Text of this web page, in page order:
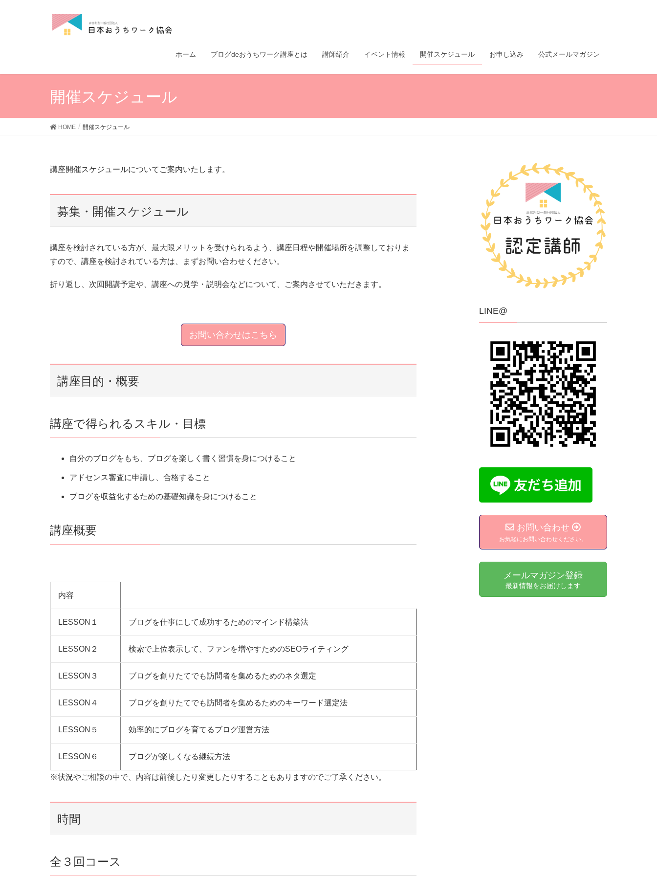
ホーム ブログdeおうちワーク講座とは 講師紹介 イベント情報 開催スケジュール お申し込み 公式メールマガジン
開催スケジュール
HOME 開催スケジュール
講座開催スケジュールについてご案内いたします。
募集・開催スケジュール
講座を検討されている方が、最大限メリットを受けられるよう、講座日程や開催場所を調整しておりま
すので、講座を検討されている方は、まずお問い合わせください。
折り返し、次回開講予定や、講座への見学・説明会などについて、ご案内させていただきます。
お問い合わせはこちら
講座目的・概要
講座で得られるスキル・目標
自分のブログをもち、ブログを楽しく書く習慣を身につけること
アドセンス審査に申請し、合格すること
ブログを収益化するための基礎知識を身につけること
講座概要
内容
LESSON１ ブログを仕事にして成功するためのマインド構築法
LESSON２ 検索で上位表示して、ファンを増やすためのSEOライティング
LESSON３ ブログを創りたてでも訪問者を集めるためのネタ選定
LESSON４ ブログを創りたてでも訪問者を集めるためのキーワード選定法
LESSON５ 効率的にブログを育てるブログ運営方法
LESSON６ ブログが楽しくなる継続方法
※状況やご相談の中で、内容は前後したり変更したりすることもありますのでご了承ください。
時間
全３回コース
LINE@
お問い合わせ
お気軽にお問い合わせください。
メールマガジン登録
最新情報をお届けします